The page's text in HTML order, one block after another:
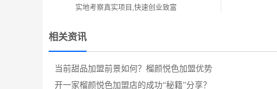
实地考察真实项目,快速创业致富
相关资讯
当前甜品加盟前景如何？榴颜悦色加盟优势
开一家榴颜悦色加盟店的成功“秘籍”分享？